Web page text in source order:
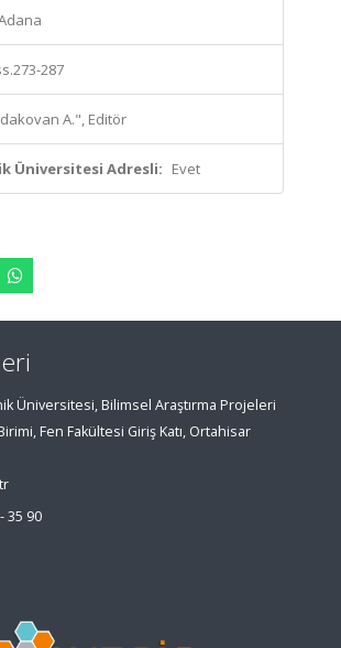
287
A.", Editör
Üniversitesi Adresli: Evet
Üniversitesi, Bilimsel Araştırma Projeleri
Fen Fakültesi Giriş Katı, Ortahisar
35 90